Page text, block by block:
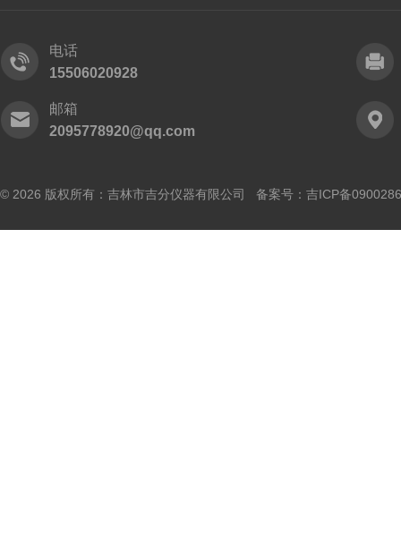
电话
15506020928
邮箱
2095778920@qq.com
© 2026 版权所有：吉林市吉分仪器有限公司 备案号： 吉ICP备